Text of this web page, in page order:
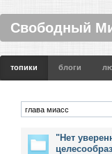
Свободный
топики блоги
"Нет